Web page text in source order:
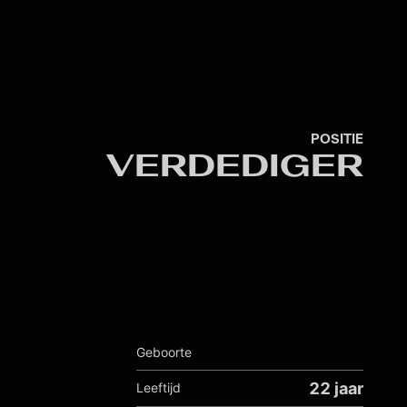
POSITIE
VERDEDIGER
Geboorte
Leeftijd 22 jaar